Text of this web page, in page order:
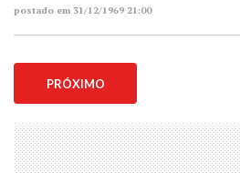
postado em 31/12/1969 21:00
PRÓXIMO